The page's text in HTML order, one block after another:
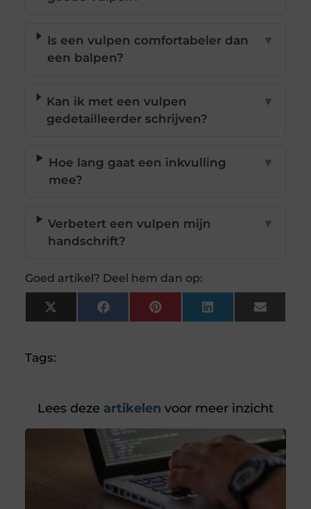
Is een vulpen comfortabeler dan
een balpen?
▼
Kan ik met een vulpen
gedetailleerder schrijven?
▼
Hoe lang gaat een inkvulling
mee?
▼
Verbetert een vulpen mijn
handschrift?
▼
Goed artikel? Deel hem dan op:
X
(Twitter)
FacebookPinterestLinkedInEmail
Tags:
Lees deze artikelen voor meer inzicht